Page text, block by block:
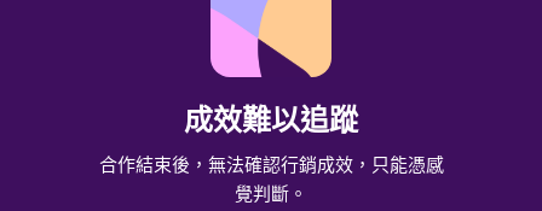
成效難以追蹤
合作結束後，無法確認行銷成效， 只能憑感
覺判斷。